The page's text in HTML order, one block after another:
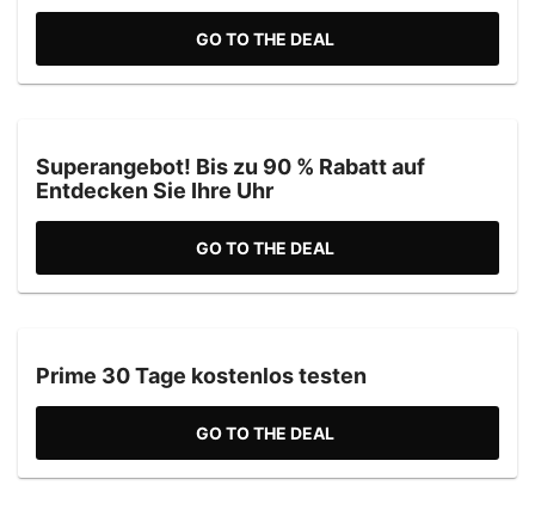
GO TO THE DEAL
Superangebot! Bis zu 90 % Rabatt auf
Entdecken Sie Ihre Uhr
GO TO THE DEAL
Prime 30 Tage kostenlos testen
GO TO THE DEAL